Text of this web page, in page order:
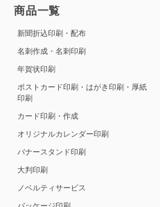
商品一覧
新聞折込印刷・配布
名刺作成・名刺印刷
年賀状印刷
ポストカード印刷・はがき印刷・厚紙
印刷
カード印刷・作成
オリジナルカレンダー印刷
バナースタンド印刷
大判印刷
ノベルティサービス